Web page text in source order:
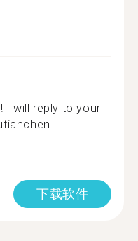
I will reply to your
下载软件